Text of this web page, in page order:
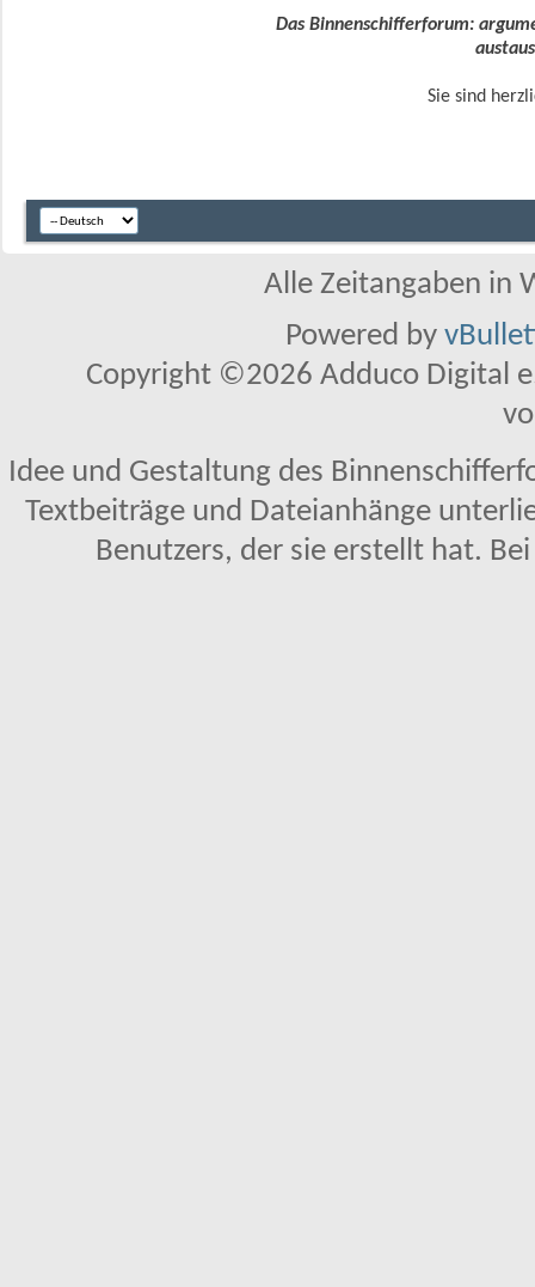
Das Binnenschifferforum:
Sie sind
Alle Zeitangaben in
Powered by
Copyright ©2026 Adduco Digital
Idee und Gestaltung des
Textbeiträge und Dateianhänge
Benutzers, der sie erstellt hat.